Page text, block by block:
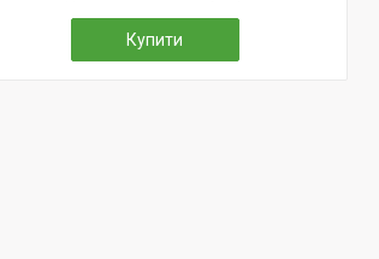
Купити